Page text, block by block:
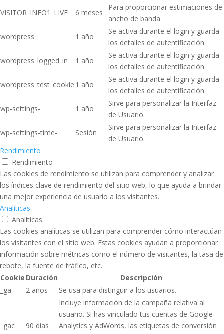
VISITOR_INFO1_LIVE
6 meses
Para proporcionar estimaciones de
ancho de banda.
wordpress_
1 año
Se activa durante el login y guarda
los detalles de autentificación.
wordpress_logged_in_
1 año
Se activa durante el login y guarda
los detalles de autentificación.
wordpress_test_cookie 1 año
Se activa durante el login y guarda
los detalles de autentificación.
wp-settings-
1 año
Sirve para personalizar la Interfaz
de Usuario.
wp-settings-time-
Sesión
Sirve para personalizar la Interfaz
de Usuario.
Rendimiento
Rendimiento
Las cookies de rendimiento se utilizan para comprender y analizar
los índices clave de rendimiento del sitio web, lo que ayuda a brindar
una mejor experiencia de usuario a los visitantes.
Analíticas
Analíticas
Las cookies analíticas se utilizan para comprender cómo interactúan
los visitantes con el sitio web. Estas cookies ayudan a proporcionar
información sobre métricas como el número de visitantes, la tasa de
rebote, la fuente de tráfico, etc.
Cookie Duración
Descripción
_ga
2 años Se usa para distinguir a los usuarios.
_gac_ 90 días
Incluye información de la campaña relativa al
usuario. Si has vinculado tus cuentas de Google
Analytics y AdWords, las etiquetas de conversión